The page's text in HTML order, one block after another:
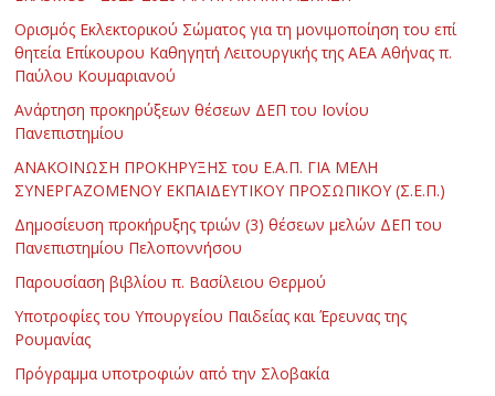
Ορισμός Εκλεκτορικού Σώματος για τη μονιμοποίηση του επί
θητεία Επίκουρου Καθηγητή Λειτουργικής της ΑΕΑ Αθήνας π.
Παύλου Κουμαριανού
Ανάρτηση προκηρύξεων θέσεων ΔΕΠ του Ιονίου
Πανεπιστημίου
ΑΝΑΚΟΙΝΩΣΗ ΠΡΟΚΗΡΥΞΗΣ του Ε.Α.Π. ΓΙΑ ΜΕΛΗ
ΣΥΝΕΡΓΑΖΟΜΕΝΟΥ ΕΚΠΑΙΔΕΥΤΙΚΟΥ ΠΡΟΣΩΠΙΚΟΥ (Σ.Ε.Π.)
Δημοσίευση προκήρυξης τριών (3) θέσεων μελών ΔΕΠ του
Πανεπιστημίου Πελοποννήσου
Παρουσίαση βιβλίου π. Βασίλειου Θερμού
Υποτροφίες του Υπουργείου Παιδείας και Έρευνας της
Ρουμανίας
Πρόγραμμα υποτροφιών από την Σλοβακία